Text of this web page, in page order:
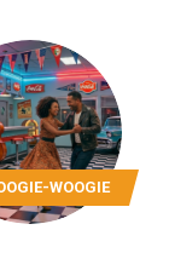
WOOGIE